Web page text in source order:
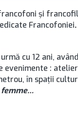
şi
Francofoniei.
cu 12 ani,
evenimente :
în spaţii